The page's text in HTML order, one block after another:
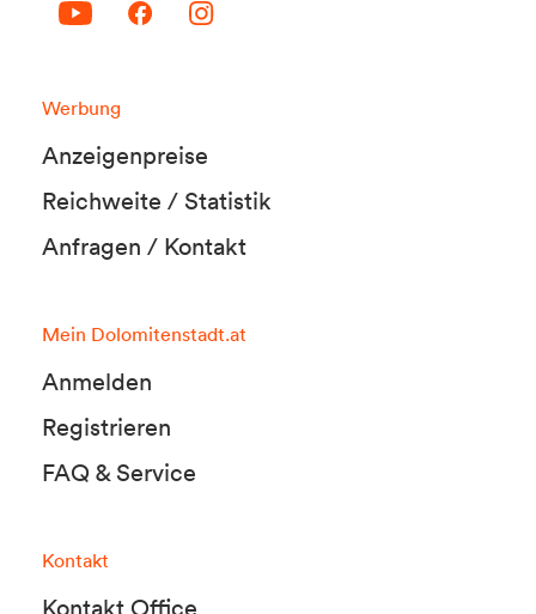
Werbung
Anzeigenpreise
Reichweite / Statistik
Anfragen / Kontakt
Mein Dolomitenstadt.at
Anmelden
Registrieren
FAQ & Service
Kontakt
Kontakt Office